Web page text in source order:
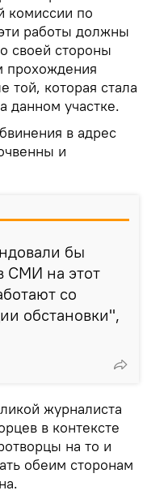
комиссии по
работы должны
своей стороны
прохождения
той, которая стала
данном участке.
в адрес
и
бы
СМИ на этот
со
обстановки",
журналиста
в контексте
на то и
обеим сторонам